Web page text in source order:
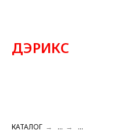
ДЭРИКС
КАТАЛОГ → ... → ...